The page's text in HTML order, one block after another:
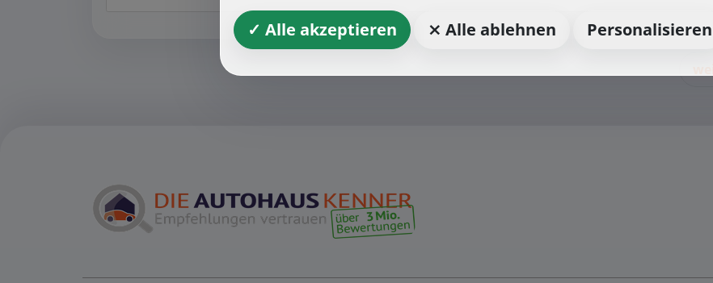
✓ Alle akzeptieren ⨯ Alle ablehnen Personalisieren